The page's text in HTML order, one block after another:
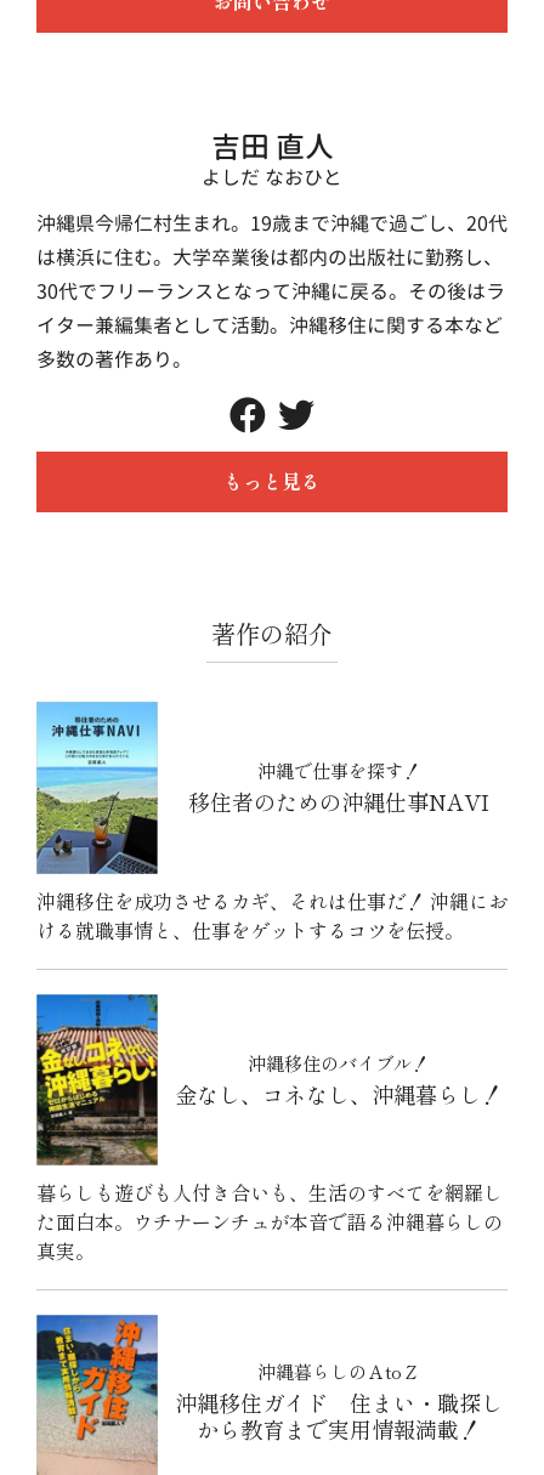
吉田 直人
よしだ なおひと
沖縄県今帰仁村生まれ。19歳まで沖縄で過ごし、20代
は横浜に住む。大学卒業後は都内の出版社に勤務し、
30代でフリーランスとなって沖縄に戻る。その後はラ
イター兼編集者として活動。沖縄移住に関する本など
多数の著作あり。
もっと見る
著作の紹介
沖縄で仕事を探す！
移住者のための沖縄仕事NAVI
沖縄移住を成功させるカギ、それは仕事だ！ 沖縄にお
ける就職事情と、仕事をゲットするコツを伝授。
沖縄移住のバイブル！
金なし、コネなし、沖縄暮らし！
暮らしも遊びも人付き合いも、生活のすべてを網羅し
た面白本。ウチナーンチュが本音で語る沖縄暮らしの
真実。
沖縄暮らしのＡtoＺ
沖縄移住ガイド 住まい・職探し
から教育まで実用情報満載！